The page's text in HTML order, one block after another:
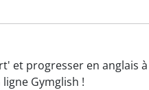
progresser en anglais
Gymglish !